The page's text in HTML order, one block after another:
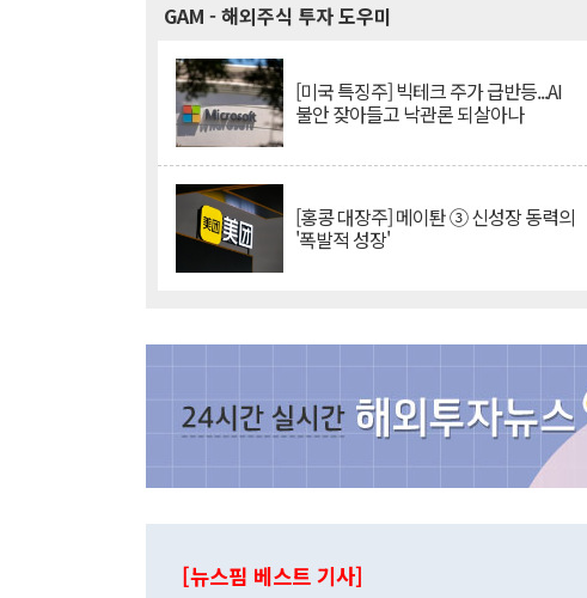
GAM - 해외주식 투자 도우미
[미국 특징주] 빅테크 주가 급반등...AI
불안 잦아들고 낙관론 되살아나
[홍콩 대장주] 메이퇀 ③ 신성장 동력의
'폭발적 성장'
[뉴스핌 베스트 기사]